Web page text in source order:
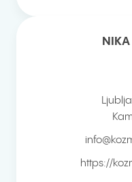
NIKA
https://